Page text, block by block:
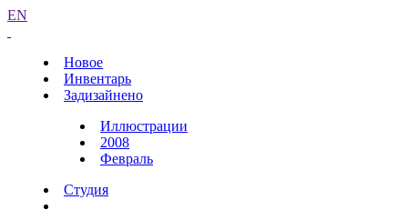
EN
Новое
Инвентарь
Задизайнено
Иллюстрации
2008
Февраль
Студия